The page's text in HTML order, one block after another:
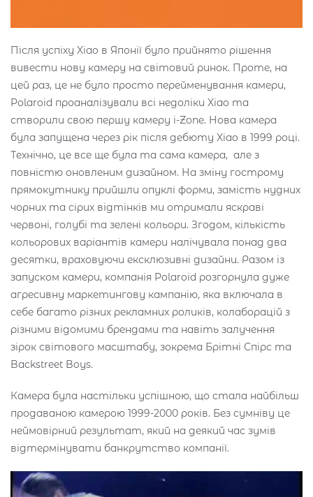
Після успіху Xiao в Японії було прийнято рішення
вивести нову камеру на світовий ринок. Проте, на
цей раз, це не було просто перейменування камери,
Polaroid проаналізували всі недоліки Xiao та
створили свою першу камеру i-Zone. Нова камера
була запущена через рік після дебюту Xiao в 1999 році.
Технічно, це все ще була та сама камера, але з
повністю оновленим дизайном. На зміну гострому
прямокутнику прийшли опуклі форми, замість нудних
чорних та сірих відтінків ми отримали яскраві
червоні, голубі та зелені кольори. Згодом, кількість
кольорових варіантів камери налічувала понад два
десятки, враховуючи ексклюзивні дизайни. Разом із
запуском камери, компанія Polaroid розгорнула дуже
агресивну маркетингову кампанію, яка включала в
себе багато різних рекламних роликів, колаборацій з
різними відомими брендами та навіть залучення
зірок світового масштабу, зокрема Брітні Спірс та
Backstreet Boys.
Камера була настільки успішною, що стала найбільш
продаваною камерою 1999-2000 років. Без сумніву це
неймовірний результат, який на деякий час зумів
відтермінувати банкрутство компанії.